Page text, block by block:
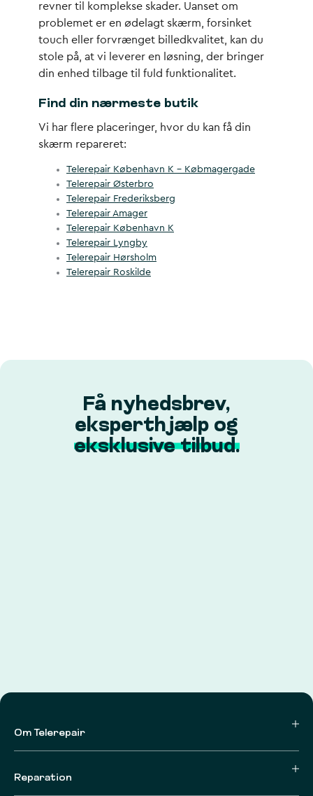
revner til komplekse skader. Uanset om
problemet er en ødelagt skærm, forsinket
touch eller forvrænget billedkvalitet, kan du
stole på, at vi leverer en løsning, der bringer
din enhed tilbage til fuld funktionalitet.
Find din nærmeste butik
Vi har flere placeringer, hvor du kan få din
skærm repareret:
Telerepair København K – Købmagergade
Telerepair Østerbro
Telerepair Frederiksberg
Telerepair Amager
Telerepair København K
Telerepair Lyngby
Telerepair Hørsholm
Telerepair Roskilde
Få nyhedsbrev,
eksperthjælp og
eksklusive tilbud.
Om Telerepair
Reparation